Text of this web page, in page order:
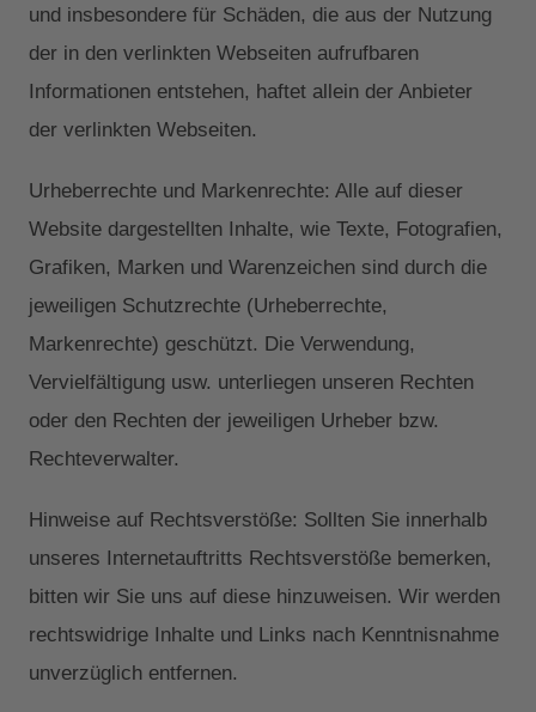
und insbesondere für Schäden, die aus der Nutzung
der in den verlinkten Webseiten aufrufbaren
Informationen entstehen, haftet allein der Anbieter
der verlinkten Webseiten.
Urheberrechte und Markenrechte: Alle auf dieser
Website dargestellten Inhalte, wie Texte, Fotografien,
Grafiken, Marken und Warenzeichen sind durch die
jeweiligen Schutzrechte (Urheberrechte,
Markenrechte) geschützt. Die Verwendung,
Vervielfältigung usw. unterliegen unseren Rechten
oder den Rechten der jeweiligen Urheber bzw.
Rechteverwalter.
Hinweise auf Rechtsverstöße: Sollten Sie innerhalb
unseres Internetauftritts Rechtsverstöße bemerken,
bitten wir Sie uns auf diese hinzuweisen. Wir werden
rechtswidrige Inhalte und Links nach Kenntnisnahme
unverzüglich entfernen.